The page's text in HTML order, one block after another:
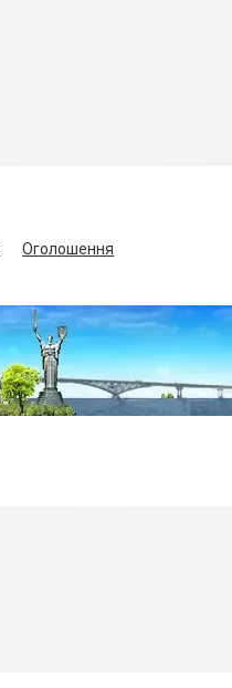
Оголошення